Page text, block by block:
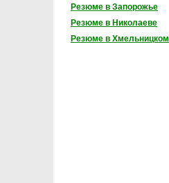
Резюме в Запорожье
Резюме в Николаеве
Резюме в Хмельницком